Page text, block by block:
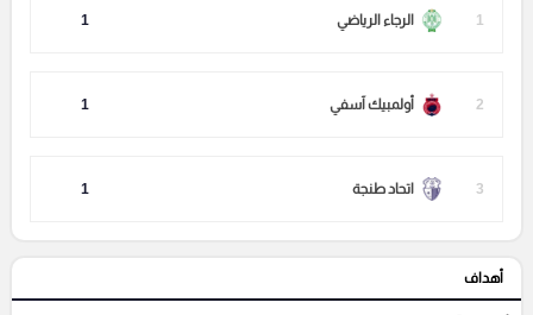
1 الرجاء الرياضي 1
2 أولمبيك آسفي 1
3 اتحاد طنجة 1
أهداف